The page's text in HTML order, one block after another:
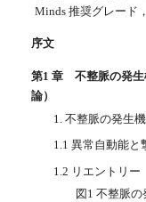
Minds 推奨グレード
序文
第1 章 不整脈の発生
論）
1. 不整脈の発生
1.1 異常自動能と
1.2 リエントリー
図1 不整脈